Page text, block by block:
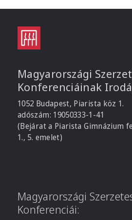
Magyarországi
Konferenciáinak
1052 Budapest, Piarista köz 1.
adószám: 19050333-1-41
(Bejárat a Piarista Gimnázium
1., 5. emelet)
Magyarországi
Konferenciái: